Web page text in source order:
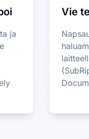
ja
Vie